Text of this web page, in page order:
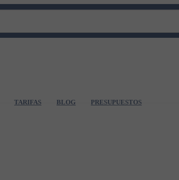
TARIFAS BLOG PRESUPUESTOS